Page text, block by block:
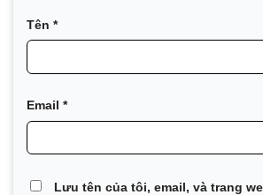
Tên *
Email *
Lưu tên của tôi, email, và trang